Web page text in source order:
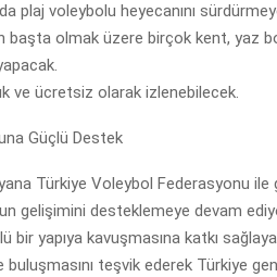
plaj voleybolu heyecanını
başta olmak üzere birçok kent, yaz
ve ücretsiz olarak izlenebilecek.
Güçlü Destek
Türkiye Voleybol Federasyonu
gelişimini desteklemeye devam
bir yapıya kavuşmasına katkı
teşvik ederek Türkiye